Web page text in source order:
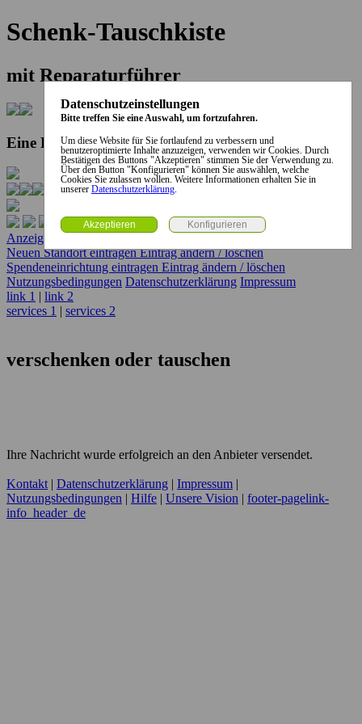
Schenk-Tauschkiste
mit Reparaturführer
Eine Kooperation der Stadt und des Landkreises...
Anzeige erstellen
Neuen Standort eintragenEintrag ändern / löschen
Spendeneinrichtung eintragen Eintrag ändern / löschen
Nutzungsbedingungen Datenschutzerklärung Impressum
link 1 | link 2
services 1 | services 2
verschenken oder tauschen
Ihre Nachricht wurde erfolgreich an den Anbieter versendet.
Kontakt| Datenschutzerklärung Impressum
Nutzungsbedingungen
Hilfe Unsere Vision
footer-pagelink-
info_header_de
Datenschutzeinstellungen
Bitte treffen Sie eine Auswahl, um fortzufahren.
Um diese Website für Sie fortlaufend zu verbessern und
benutzeroptimierte Inhalte anzuzeigen, verwenden wir Cookies. Durch
Bestätigen des Buttons "Akzeptieren" stimmen Sie der Verwendung zu.
Über den Button "Konfigurieren" können Sie auswählen, welche
Cookies Sie zulassen wollen. Weitere Informationen erhalten Sie in
unserer Datenschutzerklärung.